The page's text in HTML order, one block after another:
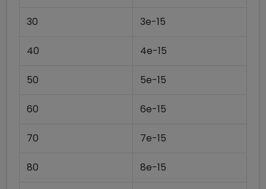
30 3e-15
40 4e-15
50 5e-15
60 6e-15
70 7e-15
80 8e-15